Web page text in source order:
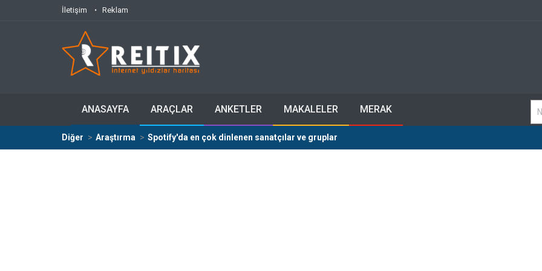
İletişim Reklam
ANASAYFA ARAÇLAR ANKETLER MAKALELER MERAK
Diğer Araştırma Spotify'da en çok dinlenen sanatçılar ve gruplar